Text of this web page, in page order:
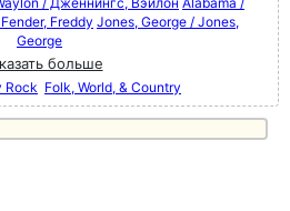
Freddy Jones, George / Jones,
George
больше
Rock Folk, World, & Country